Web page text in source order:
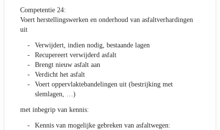
Competentie 24:
Voert herstellingswerken en onderhoud van asfaltverhardingen
uit
Verwijdert, indien nodig, bestaande lagen
Recupereert verwijderd asfalt
Brengt nieuw asfalt aan
Verdicht het asfalt
Voert oppervlaktebandelingen uit (bestrijking met
slemlagen, …)
met inbegrip van kennis:
Kennis van mogelijke gebreken van asfaltwegen: